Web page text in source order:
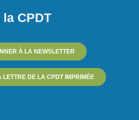
la CPDT
À LA NEWSLETTER
LETTRE DE LA CPDT IMPRIMÉE